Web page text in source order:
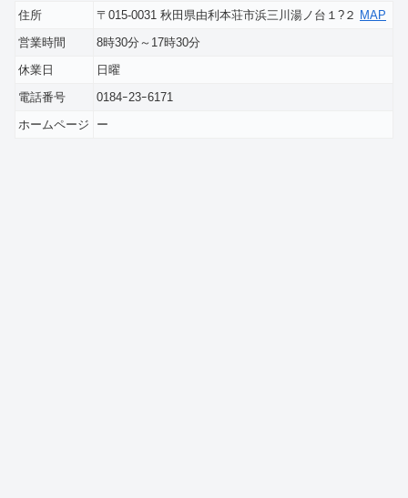
住所 〒015-0031 秋田県由利本荘市浜三川湯ノ台１?２ MAP
営業時間
8時30分～17時30分
休業日
日曜
電話番号
0184ｰ23ｰ6171
ホームページ
ー